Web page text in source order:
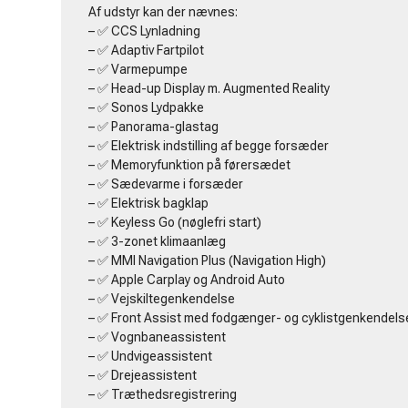
Af udstyr kan der nævnes:
– ✅ CCS Lynladning
– ✅ Adaptiv Fartpilot
– ✅ Varmepumpe
– ✅ Head-up Display m. Augmented Reality
– ✅ Sonos Lydpakke
– ✅ Panorama-glastag
– ✅ Elektrisk indstilling af begge forsæder
– ✅ Memoryfunktion på førersædet
– ✅ Sædevarme i forsæder
– ✅ Elektrisk bagklap
– ✅ Keyless Go (nøglefri start)
– ✅ 3-zonet klimaanlæg
– ✅ MMI Navigation Plus (Navigation High)
– ✅ Apple Carplay og Android Auto
– ✅ Vejskiltegenkendelse
– ✅ Front Assist med fodgænger- og
– ✅ Vognbaneassistent
– ✅ Undvigeassistent
– ✅ Drejeassistent
– ✅ Træthedsregistrering